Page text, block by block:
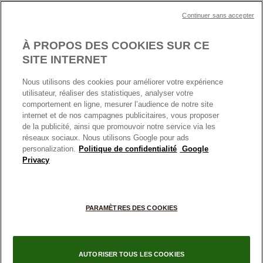
Plan du site
Politique des cookies
Politique de confidentialité
Conditions générales de vente
Conditions générales de vente Click & Collect
Plateforme ODR
Information sur le fabricant et l'importateur
Index égalité Femme/Homme
FRANCE
France
© TOUS DROITS RESERVES. 2026 Pandora
À PROPOS DES COOKIES SUR CE
SITE INTERNET
Nous utilisons des cookies pour améliorer votre expérience
utilisateur, réaliser des statistiques, analyser votre
comportement en ligne, mesurer l’audience de notre site
internet et de nos campagnes publicitaires, vous proposer
de la publicité, ainsi que promouvoir notre service via les
réseaux sociaux. Nous utilisons Google pour ads
personalization. Politique de confidentialité Google
Privacy
PARAMÈTRES DES COOKIES
AUTORISER TOUS LES COOKIES
Continuer sans accepter